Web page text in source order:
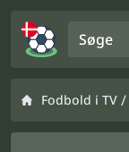
Fodbold i TV /